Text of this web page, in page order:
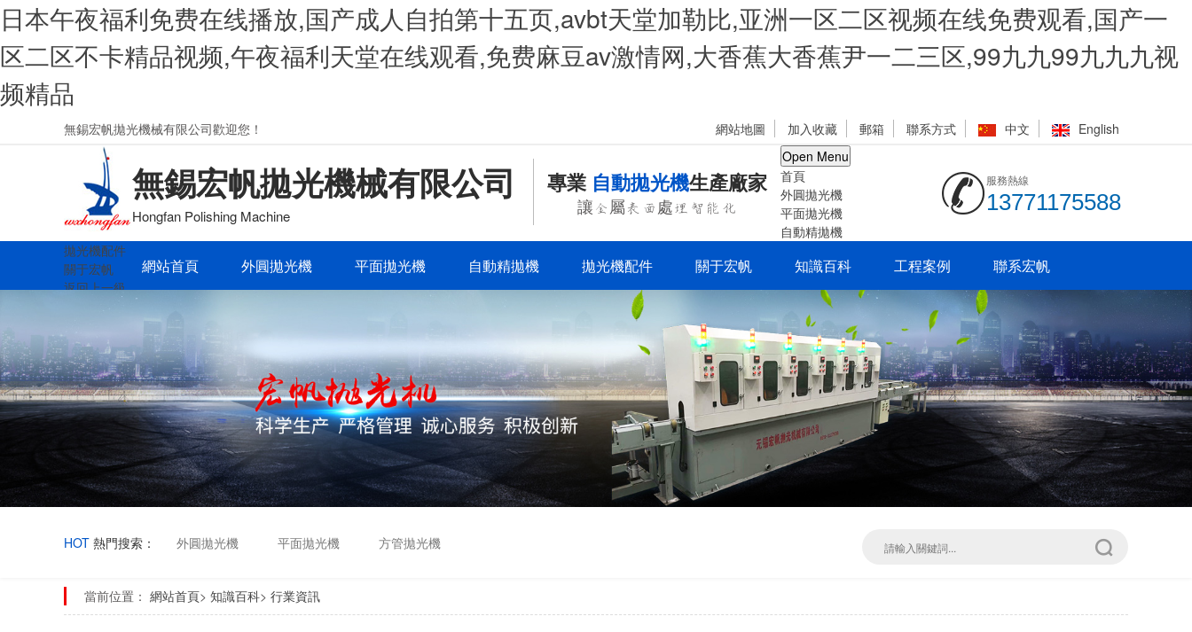
日本午夜福利免费在线播放,国产成人自拍第十五页,avbt天堂加勒比,亚洲一区二区视频在线免费观看,国产一
区二区不卡精品视频,午夜福利天堂在线观看,免费麻豆av激情网,大香蕉大香蕉尹一二三区,99九九99九九九视
频精品
無錫宏帆拋光機械有限公司歡迎您！ 網站地圖 加入收藏 郵箱 聯系方式 中文 English
無錫宏帆拋光機械有限公司
Hongfan Polishing Machine
專業 自動拋光機生產廠家
讓金屬表面處理智能化
服務熱線
13771175588
Open Menu
首頁
外圓拋光機
平面拋光機
自動精拋機
拋光機配件
關于宏帆
返回上一級
公司簡介
知識百科
返回上一級
行業資訊
公司新聞
常見問題
聯系宏帆
網站首頁 外圓拋光機 平面拋光機 自動精拋機 拋光機配件 關于宏帆 知識百科 工程案例 聯系宏帆
HOT 熱門搜索： 外圓拋光機 平面拋光機 方管拋光機
當前位置： 網站首頁> 知識百科> 行業資訊